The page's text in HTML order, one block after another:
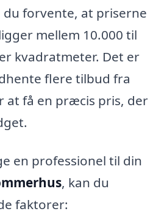
forvente, at priserne
mellem 10.000 til
kvadratmeter. Det er
flere tilbud fra
at få en præcis pris, der
en professionel til din
, kan du
faktorer: